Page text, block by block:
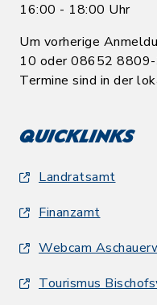
16:00 - 18:00 Uhr
Um vorherige
10 oder 08652 8809-
Termine sind in der
Quicklinks
Landratsamt
Finanzamt
Webcam
Tourismus